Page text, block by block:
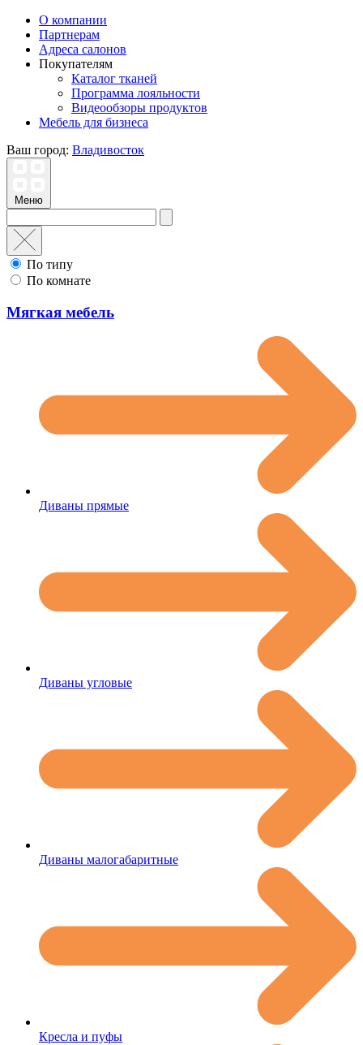
О компании
Партнерам
Адреса салонов
Покупателям
Каталог тканей
Программа лояльности
Видеообзоры продуктов
Мебель для бизнеса
Ваш город: Владивосток
Меню
По типу
По комнате
Мягкая мебель
Диваны прямые
Диваны угловые
Диваны малогабаритные
Кресла и пуфы